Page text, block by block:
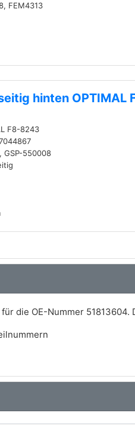
FEM4313
hinten OPTIMAL
F8-8243
GSP-550008
die OE-Nummer